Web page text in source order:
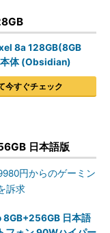
8a 128GB(8GB
体 (Obsidian)
今すぐチェック
日本語版
円からのゲーミン
訴求
8GB+256GB 日本語